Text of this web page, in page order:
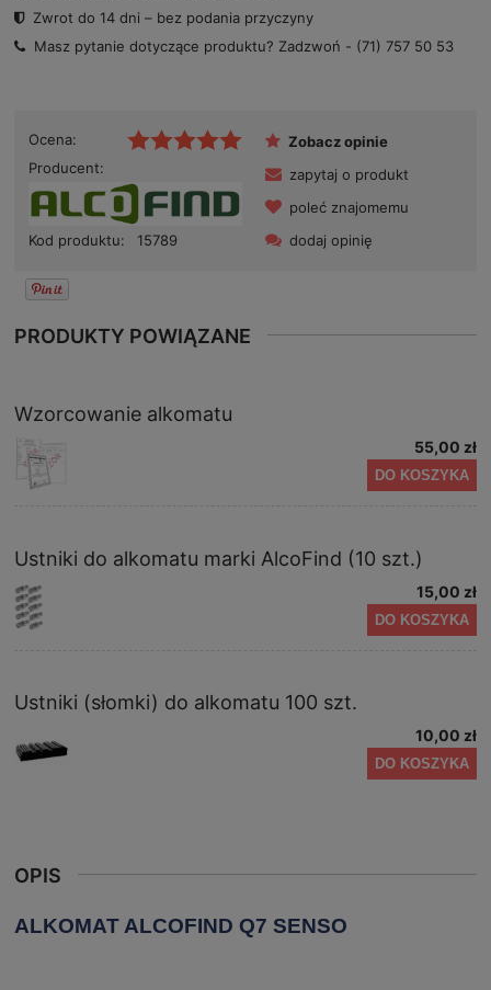
Zwrot do 14 dni – bez podania przyczyny
Masz pytanie dotyczące produktu? Zadzwoń - (71) 757 50 53
Ocena:
Producent:
Kod produktu: 15789
Zobacz opinie
zapytaj o produkt
poleć znajomemu
dodaj opinię
PRODUKTY POWIĄZANE
Wzorcowanie alkomatu
55,00 zł
DO KOSZYKA
Ustniki do alkomatu marki AlcoFind (10 szt.)
15,00 zł
DO KOSZYKA
Ustniki (słomki) do alkomatu 100 szt.
10,00 zł
DO KOSZYKA
OPIS
ALKOMAT ALCOFIND Q7 SENSO